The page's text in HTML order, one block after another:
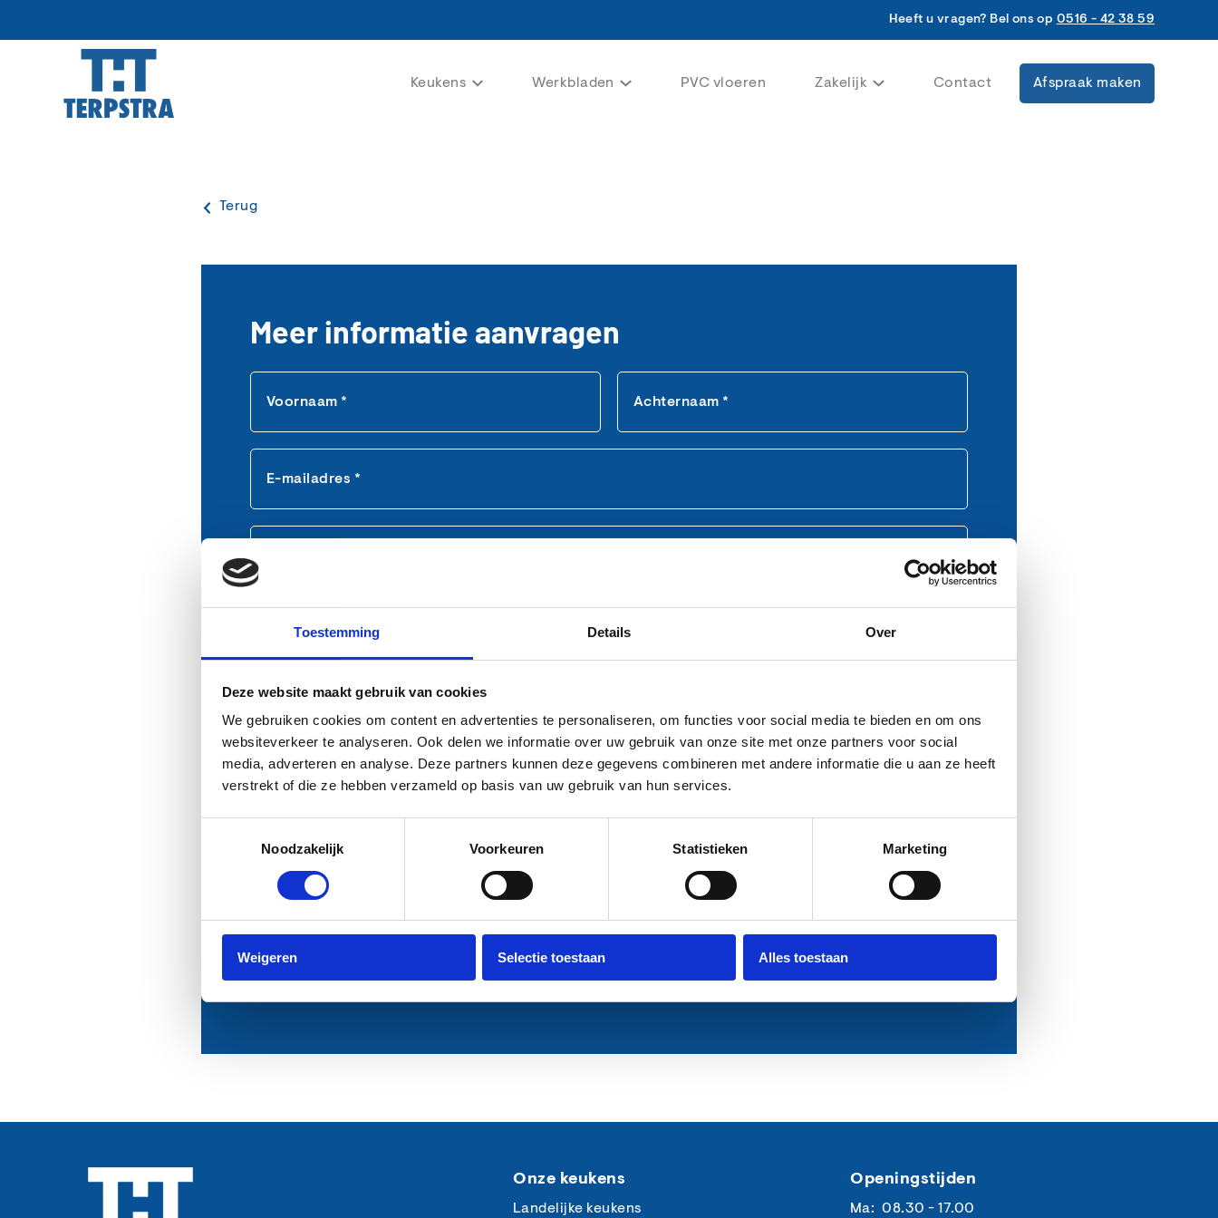
Toestemming Details Over
Deze website maakt gebruik van cookies
We gebruiken cookies om content en advertenties te personaliseren, om functies voor social media te bieden en om ons
websiteverkeer te analyseren. Ook delen we informatie over uw gebruik van onze site met onze partners voor social
media, adverteren en analyse. Deze partners kunnen deze gegevens combineren met andere informatie die u aan ze heeft
verstrekt of die ze hebben verzameld op basis van uw gebruik van hun services.
Noodzakelijk
Voorkeuren Statistieken Marketing
Weigeren Selectie toestaan Alles toestaan
Heeft u vragen? Bel ons op 0516 - 42 38 59
Keukens Werkbladen PVC vloeren Zakelijk Contact Afspraak maken
Terug
Meer informatie aanvragen
Voornaam * Achternaam *
E-mailadres *
Opmerkingen
Stuur eventueel een foto of bijlage mee
Versturen
Onze keukens
Landelijke keukens
Openingstijden
Ma: 08.30 - 17.00